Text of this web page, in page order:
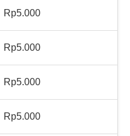
Rp5.000
Rp5.000
Rp5.000
Rp5.000